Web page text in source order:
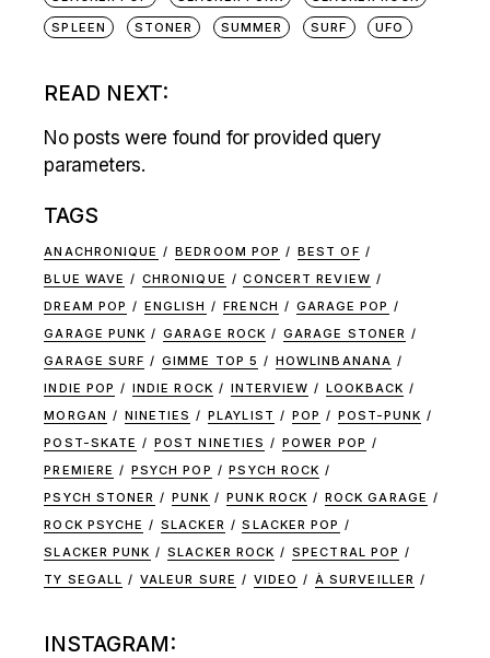
SPLEEN
STONER SUMMER SURF UFO
READ NEXT:
No posts were found for provided query
parameters.
TAGS
ANACHRONIQUE BEDROOM POP
BEST OF
BLUE WAVE
CHRONIQUE
CONCERT REVIEW
DREAM POP
ENGLISH FRENCH
GARAGE POP
GARAGE PUNK
GARAGE ROCK
GARAGE STONER
GARAGE SURF
GIMME TOP 5
HOWLINBANANA
INDIE POP
INDIE ROCK INTERVIEW
LOOKBACK
MORGAN
NINETIES PLAYLIST POP
POST-PUNK
POST-SKATE
POST NINETIES
POWER POP
PREMIERE
PSYCH POP
PSYCH ROCK
PSYCH STONER
PUNK PUNK ROCK
ROCK GARAGE
ROCK PSYCHE
SLACKER
SLACKER POP
SLACKER PUNK
SLACKER ROCK
SPECTRAL POP
TY SEGALL
VALEUR SURE VIDEO À SURVEILLER
INSTAGRAM: